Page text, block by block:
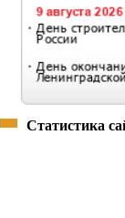
Статистика